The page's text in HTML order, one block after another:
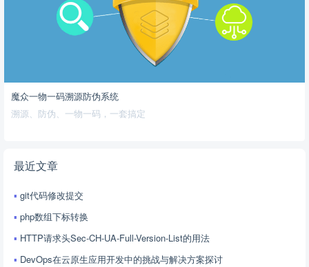
魔众一物一码溯源防伪系统
溯源、防伪、一物一码，一套搞定
最近文章
git代码修改提交
php数组下标转换
HTTP请求头Sec-CH-UA-Full-Version-List的用法
DevOps在云原生应用开发中的挑战与解决方案探讨